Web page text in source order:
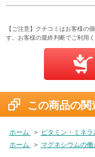
【ご注意】クチコミはお客様の
す。お客様の最終判断でご利用
この商品の関
ホーム > ビタミン・ミネラ
ホーム
> マグネシウムの